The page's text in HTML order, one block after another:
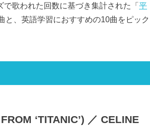
歌われた回数に基づき集計された「平
と、英語学習におすすめの10曲をピック
‘TITANIC’) ／ CELINE